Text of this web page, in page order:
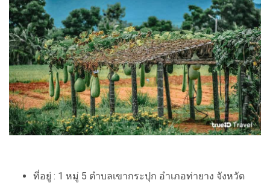
ที่อยู่ : 1 หมู่ 5 ตำบลเขากระปุก อำเภอท่ายาง จังหวัด